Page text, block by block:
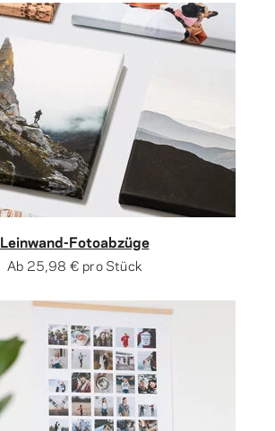
Leinwand-Fotoabzüge
Ab 25,98 € pro Stück